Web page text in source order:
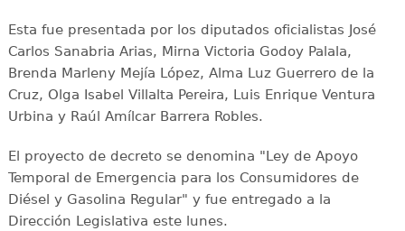
Esta fue presentada por los diputados oficialistas José
Carlos Sanabria Arias, Mirna Victoria Godoy Palala,
Brenda Marleny Mejía López, Alma Luz Guerrero de la
Cruz, Olga Isabel Villalta Pereira, Luis Enrique Ventura
Urbina y Raúl Amílcar Barrera Robles.
El proyecto de decreto se denomina "Ley de Apoyo
Temporal de Emergencia para los Consumidores de
Diésel y Gasolina Regular" y fue entregado a la
Dirección Legislativa este lunes.